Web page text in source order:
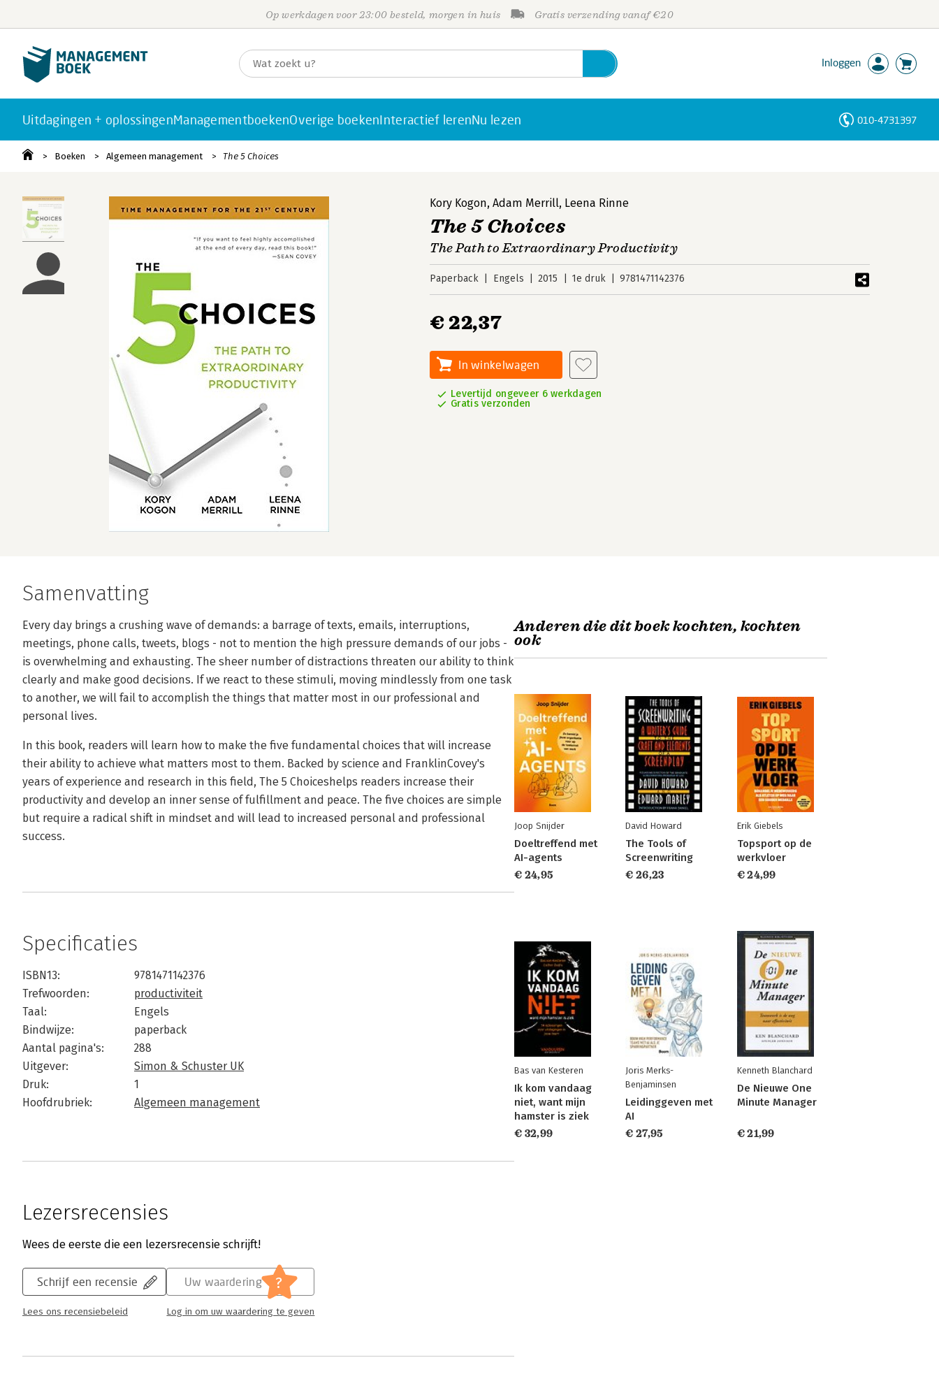
Op werkdagen voor 23:00 besteld, morgen in huis Gratis verzending vanaf €20
Inloggen
Uitdagingen + oplossingenManagementboekenOverige boekenInteractief lerenNu lezen 010-4731397
Boeken Algemeen management The 5 Choices
Kory Kogon,Adam Merrill, Leena Rinne
The 5 Choices
The Path to Extraordinary Productivity
Paperback Engels 2015 1e druk 9781471142376
€ 22,37
In winkelwagen
Levertijd ongeveer 6 werkdagen
Gratis verzonden
Samenvatting
Every day brings a crushing wave of demands: a barrage of texts, emails, interruptions,
meetings, phone calls, tweets, blogs - not to mention the high pressure demands of our jobs -
is overwhelming and exhausting. The sheer number of distractions threaten our ability to think
clearly and make good decisions. If we react to these stimuli, moving mindlessly from one task
to another, we will fail to accomplish the things that matter most in our professional and
personal lives.
In this book, readers will learn how to make the five fundamental choices that will increase
their ability to achieve what matters most to them. Backed by science and FranklinCovey's
years of experience and research in this field, The 5 Choiceshelps readers increase their
productivity and develop an inner sense of fulfillment and peace. The five choices are simple
but require a radical shift in mindset and will lead to increased personal and professional
success.
Specificaties
ISBN13:
9781471142376
Trefwoorden:
productiviteit
Taal:
Engels
Bindwijze:
paperback
Aantal pagina's:
288
Uitgever:
Simon & Schuster UK
Druk:
1
Hoofdrubriek:
Algemeen management
Lezersrecensies
Wees de eerste die een lezersrecensie schrijft!
Schrijf een recensie
Lees ons recensiebeleid
Uw waardering ?
Log in om uw waardering te geven
Anderen die dit boek kochten, kochten
ook
Joop Snijder
Doeltreffend met
AI-agents
€ 24,95
David Howard
The Tools of
Screenwriting
€ 26,23
Erik Giebels
Topsport op de
werkvloer
€ 24,99
Bas van Kesteren
Ik kom vandaag
niet, want mijn
hamster is ziek
€ 32,99
Joris Merks-
Benjaminsen
Leidinggeven met
AI
€ 27,95
Kenneth Blanchard
De Nieuwe One
Minute Manager
€ 21,99
Personen